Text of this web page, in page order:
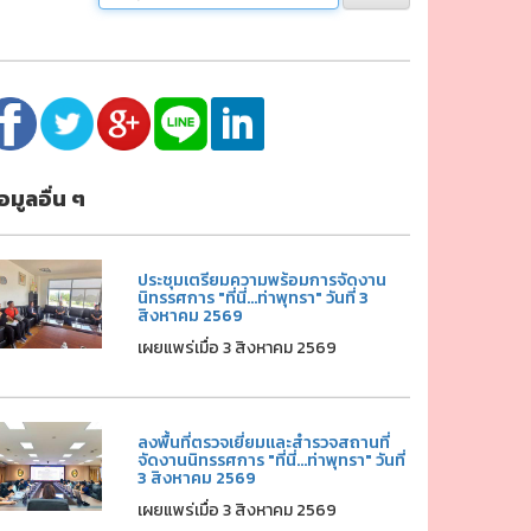
มูลอื่น ๆ
ประชุมเตรียมความพร้อมการจัดงาน
นิทรรศการ "ที่นี่...ท่าพุทรา" วันที่ 3
สิงหาคม 2569
เผยแพร่เมื่อ 3 สิงหาคม 2569
ลงพื้นที่ตรวจเยี่ยมและสำรวจสถานที่
จัดงานนิทรรศการ "ที่นี่...ท่าพุทรา" วันที่
3 สิงหาคม 2569
เผยแพร่เมื่อ 3 สิงหาคม 2569